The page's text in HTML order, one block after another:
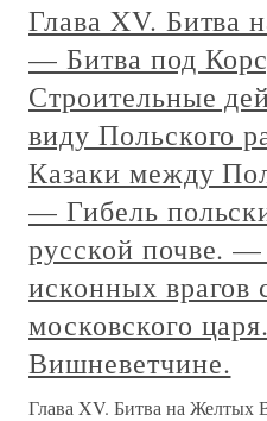
Глава XV. Битва
— Битва под
Строительные
виду Польского
Казаки между
— Гибель
русской почве.
исконных врагов
московского
Вишневетчине.
Глава XV. Битва на Желтых